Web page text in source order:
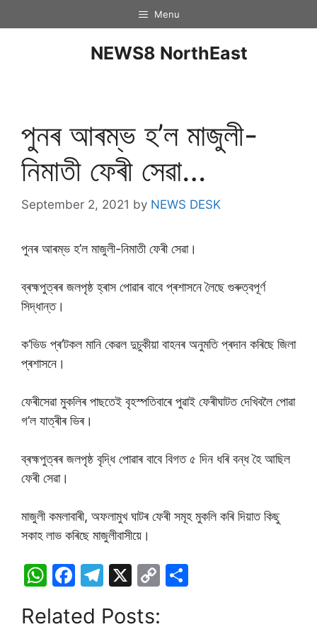
Menu
NEWS8 NorthEast
পুনৰ আৰম্ভ হ’ল মাজুলী-
নিমাতী ফেৰী সেৱা…
September 2, 2021 by NEWS DESK
পুনৰ আৰম্ভ হ’ল মাজুলী-নিমাতী ফেৰী সেৱা।
ব্ৰহ্মপুত্ৰৰ জলপৃষ্ঠ হ্ৰাস পোৱাৰ বাবে প্ৰশাসনে লৈছে গুৰুত্বপূৰ্ণ
সিদ্ধান্ত।
ক’ভিড প্ৰ’টকল মানি কেৱল দুচুকীয়া বাহনৰ অনুমতি প্ৰদান কৰিছে জিলা
প্ৰশাসনে।
ফেৰীসেৱা মুকলিৰ পাছতেই বৃহস্পতিবাৰে পুৱাই ফেৰীঘাটত দেখিবলৈ পোৱা
গ’ল যাত্ৰীৰ ভিৰ।
ব্ৰহ্মপুত্ৰৰ জলপৃষ্ঠ বৃদ্ধি পোৱাৰ বাবে বিগত ৫ দিন ধৰি বন্ধ হৈ আছিল
ফেৰী সেৱা।
মাজুলী কমলাবাৰী, অফলামুখ ঘাটৰ ফেৰী সমূহ মুকলি কৰি দিয়াত কিছু
সকাহ লাভ কৰিছে মাজুলীবাসীয়ে।
W
at
F
c
T
e
X
C
Related Posts: